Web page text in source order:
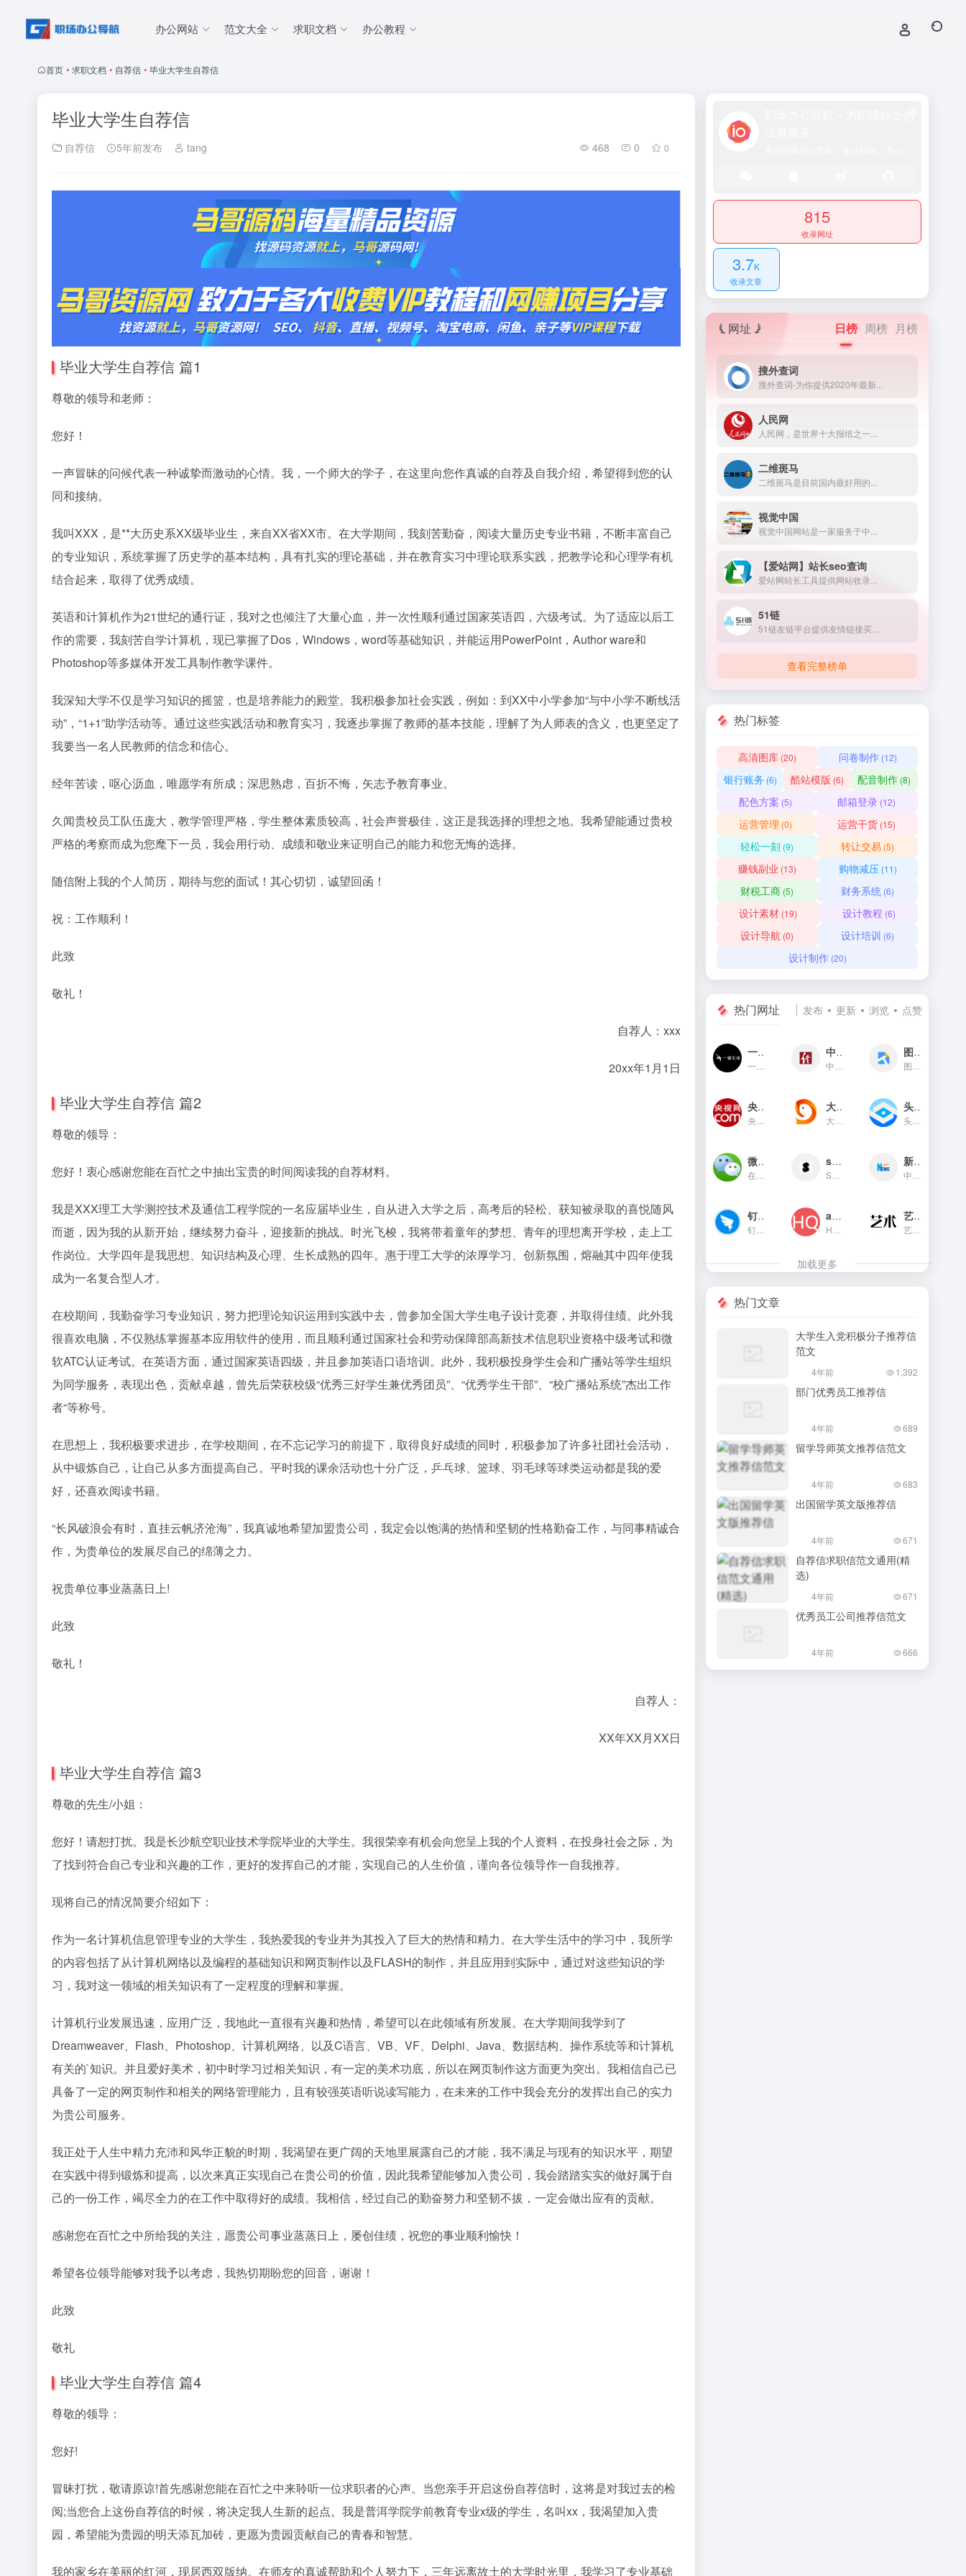
办公网站 范文大全 求职文档 办公教程
首页 • 求职文档 • 自荐信 • 毕业大学生自荐信
毕业大学生自荐信
自荐信 5年前发布 tang 468 0 0
毕业大学生自荐信 篇1
尊敬的领导和老师：
您好！
一声冒昧的问候代表一种诚挚而激动的心情。我，一个师大的学子，在这里向您作真诚的自荐及自我介绍，希望得到您的认
同和接纳。
我叫XXX，是**大历史系XX级毕业生，来自XX省XX市。在大学期间，我刻苦勤奋，阅读大量历史专业书籍，不断丰富自己
的专业知识，系统掌握了历史学的基本结构，具有扎实的理论基础，并在教育实习中理论联系实践，把教学论和心理学有机
结合起来，取得了优秀成绩。
英语和计算机作为21世纪的通行证，我对之也倾注了大量心血，并一次性顺利通过国家英语四，六级考试。为了适应以后工
作的需要，我刻苦自学计算机，现已掌握了Dos，Windows，word等基础知识，并能运用PowerPoint，Author ware和
Photoshop等多媒体开发工具制作教学课件。
我深知大学不仅是学习知识的摇篮，也是培养能力的殿堂。我积极参加社会实践，例如：到XX中小学参加“与中小学不断线活
动”，“1+1”助学活动等。通过这些实践活动和教育实习，我逐步掌握了教师的基本技能，理解了为人师表的含义，也更坚定了
我要当一名人民教师的信念和信心。
经年苦读，呕心沥血，唯愿学有所成；深思熟虑，百折不悔，矢志予教育事业。
久闻贵校员工队伍庞大，教学管理严格，学生整体素质较高，社会声誉极佳，这正是我选择的理想之地。我希望能通过贵校
严格的考察而成为您麾下一员，我会用行动、成绩和敬业来证明自己的能力和您无悔的选择。
随信附上我的个人简历，期待与您的面试！其心切切，诚望回函！
祝：工作顺利！
此致
敬礼！
自荐人：xxx
20xx年1月1日
毕业大学生自荐信 篇2
尊敬的领导：
您好！衷心感谢您能在百忙之中抽出宝贵的时间阅读我的自荐材料。
我是XXX理工大学测控技术及通信工程学院的一名应届毕业生，自从进入大学之后，高考后的轻松、获知被录取的喜悦随风
而逝，因为我的从新开始，继续努力奋斗，迎接新的挑战。时光飞梭，我将带着童年的梦想、青年的理想离开学校，走上工
作岗位。大学四年是我思想、知识结构及心理、生长成熟的四年。惠于理工大学的浓厚学习、创新氛围，熔融其中四年使我
成为一名复合型人才。
在校期间，我勤奋学习专业知识，努力把理论知识运用到实践中去，曾参加全国大学生电子设计竞赛，并取得佳绩。此外我
很喜欢电脑，不仅熟练掌握基本应用软件的使用，而且顺利通过国家社会和劳动保障部高新技术信息职业资格中级考试和微
软ATC认证考试。在英语方面，通过国家英语四级，并且参加英语口语培训。此外，我积极投身学生会和广播站等学生组织
为同学服务，表现出色，贡献卓越，曾先后荣获校级“优秀三好学生兼优秀团员”、“优秀学生干部”、“校广播站系统”杰出工作
者“等称号。
在思想上，我积极要求进步，在学校期间，在不忘记学习的前提下，取得良好成绩的同时，积极参加了许多社团社会活动，
从中锻炼自己，让自己从多方面提高自己。平时我的课余活动也十分广泛，乒乓球、篮球、羽毛球等球类运动都是我的爱
好，还喜欢阅读书籍。
“长风破浪会有时，直挂云帆济沧海”，我真诚地希望加盟贵公司，我定会以饱满的热情和坚韧的性格勤奋工作，与同事精诚合
作，为贵单位的发展尽自己的绵薄之力。
祝贵单位事业蒸蒸日上!
此致
敬礼！
自荐人：
XX年XX月XX日
毕业大学生自荐信 篇3
尊敬的先生/小姐：
您好！请恕打扰。我是长沙航空职业技术学院毕业的大学生。我很荣幸有机会向您呈上我的个人资料，在投身社会之际，为
了找到符合自己专业和兴趣的工作，更好的发挥自己的才能，实现自己的人生价值，谨向各位领导作一自我推荐。
现将自己的情况简要介绍如下：
作为一名计算机信息管理专业的大学生，我热爱我的专业并为其投入了巨大的热情和精力。在大学生活中的学习中，我所学
的内容包括了从计算机网络以及编程的基础知识和网页制作以及FLASH的制作，并且应用到实际中，通过对这些知识的学
习，我对这一领域的相关知识有了一定程度的理解和掌握。
计算机行业发展迅速，应用广泛，我地此一直很有兴趣和热情，希望可以在此领域有所发展。在大学期间我学到了
Dreamweaver、Flash、Photoshop、计算机网络、以及C语言、VB、VF、Delphi、Java、数据结构、操作系统等和计算机
有关的`知识。并且爱好美术，初中时学习过相关知识，有一定的美术功底，所以在网页制作这方面更为突出。我相信自己已
具备了一定的网页制作和相关的网络管理能力，且有较强英语听说读写能力，在未来的工作中我会充分的发挥出自己的实力
为贵公司服务。
我正处于人生中精力充沛和风华正貌的时期，我渴望在更广阔的天地里展露自己的才能，我不满足与现有的知识水平，期望
在实践中得到锻炼和提高，以次来真正实现自己在贵公司的价值，因此我希望能够加入贵公司，我会踏踏实实的做好属于自
己的一份工作，竭尽全力的在工作中取得好的成绩。我相信，经过自己的勤奋努力和坚韧不拔，一定会做出应有的贡献。
感谢您在百忙之中所给我的关注，愿贵公司事业蒸蒸日上，屡创佳绩，祝您的事业顺利愉快！
希望各位领导能够对我予以考虑，我热切期盼您的回音，谢谢！
此致
敬礼
毕业大学生自荐信 篇4
尊敬的领导：
您好!
冒昧打扰，敬请原谅!首先感谢您能在百忙之中来聆听一位求职者的心声。当您亲手开启这份自荐信时，这将是对我过去的检
阅;当您合上这份自荐信的时候，将决定我人生新的起点。我是普洱学院学前教育专业x级的学生，名叫xx，我渴望加入贵
园，希望能为贵园的明天添瓦加砖，更愿为贵园贡献自己的青春和智慧。
我的家乡在美丽的红河，现居西双版纳。在师友的真诚帮助和个人努力下，三年远离故土的大学时光里，我学习了专业基础
815
收录网址
3.7K
收录文章
网址 日榜 周榜 月榜
搜外查词
搜外查词-为你提供2020年最新...
人民网
人民网，是世界十大报纸之一...
二维斑马
二维斑马是目前国内最好用的...
视觉中国
视觉中国网站是一家服务于中...
【爱站网】站长seo查询
爱站网站长工具提供网站收录...
51链
51链友链平台提供友情链接买...
查看完整榜单
热门标签
高清图库(20) 问卷制作(12)
银行账务 (6) 酷站模版 (6) 配音制作 (8)
配色方案 (5) 邮箱登录(12)
运营管理 (0) 运营干货(15)
轻松一刻 (9) 转让交易 (5)
赚钱副业 (13) 购物减压(11)
财税工商 (5) 财务系统 (6)
设计素材 (19) 设计教程 (6)
设计导航 (0) 设计培训 (6)
设计制作(20)
热门网址 发布 更新 浏览 点赞
一键生成 中国经济网 图贴士
央视网新闻频道(cctv.com) 大鱼号官网 头条指数
微信对话生成器 soogif动图
SOOGIF提供搞笑、表情、美女...
新华网
钉钉官网 app图标生成 艺术字体在线生成器
加载更多
热门文章
大学生入党积极分子推荐信
范文
4年前 1,392
部门优秀员工推荐信
4年前 689
留学导师英文推荐信范文
4年前 683
出国留学英文版推荐信
4年前 671
自荐信求职信范文通用(精
选)
4年前 671
优秀员工公司推荐信范文
4年前 666